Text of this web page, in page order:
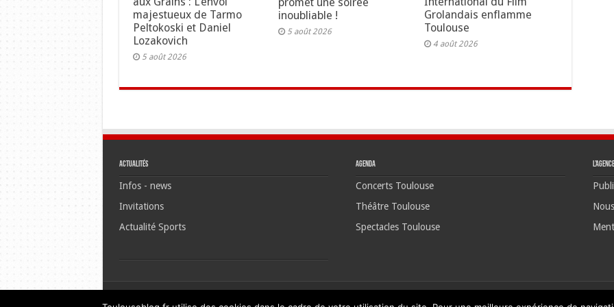
majestueux de Tarmo
Peltokoski et Daniel
Lozakovich
5 août 2026
promet une soirée
inoubliable !
5 août 2026
Grolandais enflamme
Toulouse
4 août 2026
Actualités
Infos - news
Invitations
Actualité Sports
Agenda
Concerts Toulouse
Théâtre Toulouse
Spectacles Toulouse